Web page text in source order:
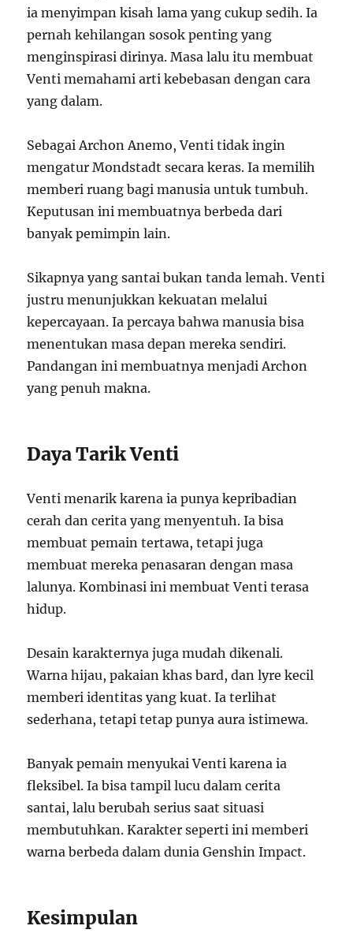
ia menyimpan kisah lama yang cukup sedih. Ia
pernah kehilangan sosok penting yang
menginspirasi dirinya. Masa lalu itu membuat
Venti memahami arti kebebasan dengan cara
yang dalam.
Sebagai Archon Anemo, Venti tidak ingin
mengatur Mondstadt secara keras. Ia memilih
memberi ruang bagi manusia untuk tumbuh.
Keputusan ini membuatnya berbeda dari
banyak pemimpin lain.
Sikapnya yang santai bukan tanda lemah. Venti
justru menunjukkan kekuatan melalui
kepercayaan. Ia percaya bahwa manusia bisa
menentukan masa depan mereka sendiri.
Pandangan ini membuatnya menjadi Archon
yang penuh makna.
Daya Tarik Venti
Venti menarik karena ia punya kepribadian
cerah dan cerita yang menyentuh. Ia bisa
membuat pemain tertawa, tetapi juga
membuat mereka penasaran dengan masa
lalunya. Kombinasi ini membuat Venti terasa
hidup.
Desain karakternya juga mudah dikenali.
Warna hijau, pakaian khas bard, dan lyre kecil
memberi identitas yang kuat. Ia terlihat
sederhana, tetapi tetap punya aura istimewa.
Banyak pemain menyukai Venti karena ia
fleksibel. Ia bisa tampil lucu dalam cerita
santai, lalu berubah serius saat situasi
membutuhkan. Karakter seperti ini memberi
warna berbeda dalam dunia Genshin Impact.
Kesimpulan